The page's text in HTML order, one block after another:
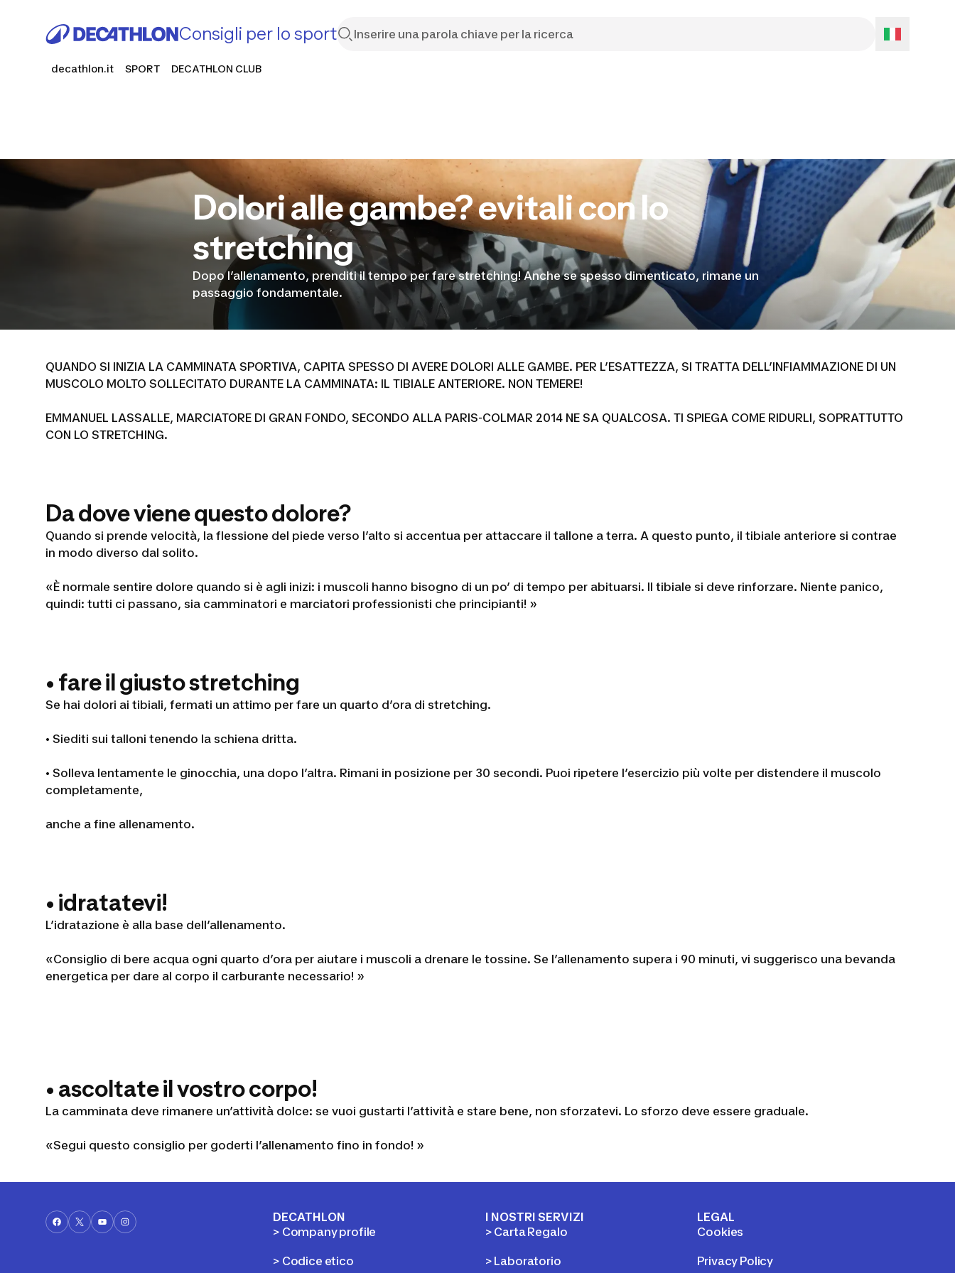
Consigli per lo sport
decathlon.it SPORT DECATHLON CLUB
Dolori alle gambe? evitali con lo
stretching
Dopo l’allenamento, prenditi il tempo per fare stretching! Anche se spesso dimenticato, rimane un
passaggio fondamentale.
QUANDO SI INIZIA LA CAMMINATA SPORTIVA, CAPITA SPESSO DI AVERE DOLORI ALLE GAMBE. PER L’ESATTEZZA, SI TRATTA DELL’INFIAMMAZIONE DI UN
MUSCOLO MOLTO SOLLECITATO DURANTE LA CAMMINATA: IL TIBIALE ANTERIORE. NON TEMERE!
EMMANUEL LASSALLE, MARCIATORE DI GRAN FONDO, SECONDO ALLA PARIS-COLMAR 2014 NE SA QUALCOSA. TI SPIEGA COME RIDURLI, SOPRATTUTTO
CON LO STRETCHING.
Da dove viene questo dolore?
Quando si prende velocità, la flessione del piede verso l’alto si accentua per attaccare il tallone a terra. A questo punto, il tibiale anteriore si contrae
in modo diverso dal solito.
«È normale sentire dolore quando si è agli inizi: i muscoli hanno bisogno di un po’ di tempo per abituarsi. Il tibiale si deve rinforzare. Niente panico,
quindi: tutti ci passano, sia camminatori e marciatori professionisti che principianti! »
• fare il giusto stretching
Se hai dolori ai tibiali, fermati un attimo per fare un quarto d’ora di stretching.
• Siediti sui talloni tenendo la schiena dritta.
• Solleva lentamente le ginocchia, una dopo l’altra. Rimani in posizione per 30 secondi. Puoi ripetere l’esercizio più volte per distendere il muscolo
completamente,
anche a fine allenamento.
• idratatevi!
L’idratazione è alla base dell’allenamento.
«Consiglio di bere acqua ogni quarto d’ora per aiutare i muscoli a drenare le tossine. Se l’allenamento supera i 90 minuti, vi suggerisco una bevanda
energetica per dare al corpo il carburante necessario! »
• ascoltate il vostro corpo!
La camminata deve rimanere un’attività dolce: se vuoi gustarti l’attività e stare bene, non sforzatevi. Lo sforzo deve essere graduale.
«Segui questo consiglio per goderti l’allenamento fino in fondo! »
DECATHLON
> Company profile
> Codice etico
I NOSTRI SERVIZI
> Carta Regalo
> Laboratorio
LEGAL
Cookies
Privacy Policy